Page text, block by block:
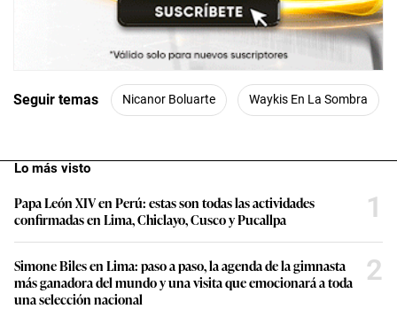
Seguir temas Nicanor Boluarte Waykis En La Sombra
Lo más visto
Papa León XIV en Perú: estas son todas las actividades
confirmadas en Lima, Chiclayo, Cusco y Pucallpa
1
Simone Biles en Lima: paso a paso, la agenda de la gimnasta
más ganadora del mundo y una visita que emocionará a toda
una selección nacional
2